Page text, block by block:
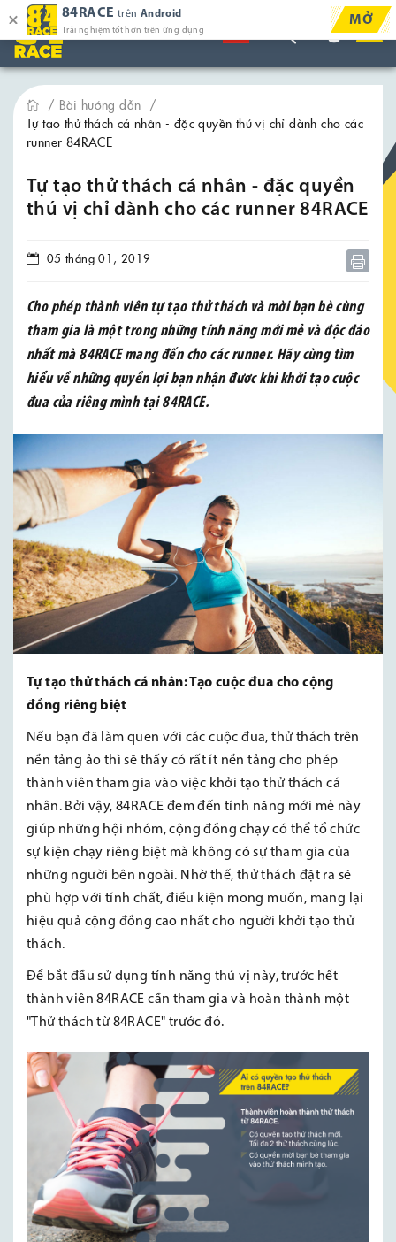
Bài hướng dẫn
Tự tạo thử thách cá nhân - đặc quyền thú vị chỉ dành cho các
runner 84RACE
Tự tạo thử thách cá nhân - đặc quyền
thú vị chỉ dành cho các runner 84RACE
05 tháng 01, 2019
Cho phép thành viên tự tạo thử thách và mời bạn bè cùng
tham gia là một trong những tính năng mới mẻ và độc đáo
nhất mà 84RACE mang đến cho các runner. Hãy cùng tìm
hiểu về những quyền lợi bạn nhận đươc khi khởi tạo cuộc
đua của riêng mình tại 84RACE.
Tự tạo thử thách cá nhân: Tạo cuộc đua cho cộng
đồng riêng biệt
Nếu bạn đã làm quen với các cuộc đua, thử thách trên
nền tảng ảo thì sẽ thấy có rất ít nền tảng cho phép
thành viên tham gia vào việc khởi tạo thử thách cá
nhân. Bởi vậy, 84RACE đem đến tính năng mới mẻ này
giúp những hội nhóm, cộng đồng chạy có thể tổ chức
sự kiện chạy riêng biệt mà không có sự tham gia của
những người bên ngoài. Nhờ thế, thử thách đặt ra sẽ
phù hợp với tính chất, điều kiện mong muốn, mang lại
hiệu quả cộng đồng cao nhất cho người khởi tạo thử
thách.
Để bắt đầu sử dụng tính năng thú vị này, trước hết
thành viên 84RACE cần tham gia và hoàn thành một
"Thử thách từ 84RACE" trước đó.
84RACE trên Android
Trải nghiệm tốt hơn trên ứng dụng
MỞ